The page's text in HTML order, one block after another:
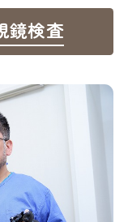
鏡検査